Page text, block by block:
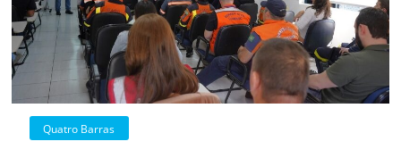
Quatro Barras